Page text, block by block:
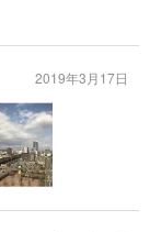
2019年3月17日